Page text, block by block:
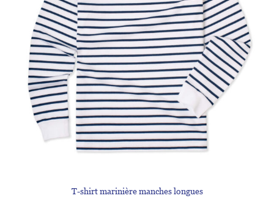
T-shirt marinière manches longues